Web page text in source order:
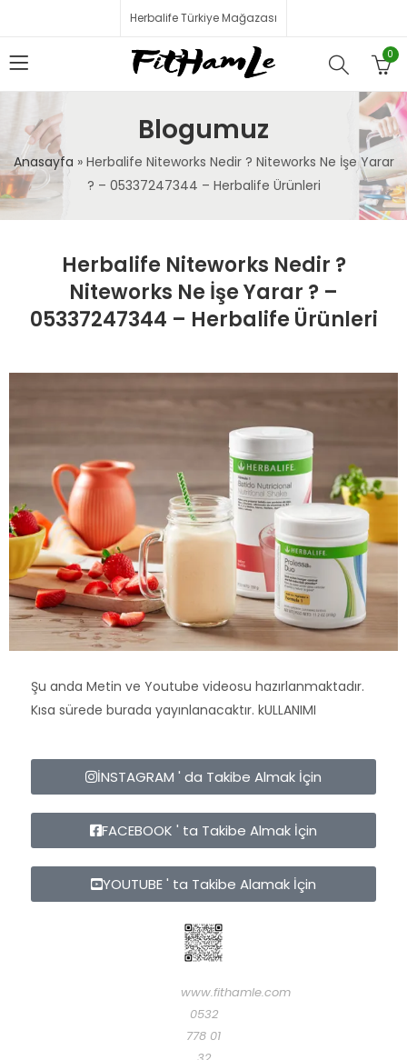
Herbalife Türkiye Mağazası
0
Blogumuz
Anasayfa » Herbalife Niteworks Nedir ? Niteworks Ne İşe Yarar
? – 05337247344 – Herbalife Ürünleri
Herbalife Niteworks Nedir ?
Niteworks Ne İşe Yarar ? –
05337247344 – Herbalife Ürünleri
Şu anda Metin ve Youtube videosu hazırlanmaktadır.
Kısa sürede burada yayınlanacaktır. kULLANIMI
İNSTAGRAM ' da Takibe Almak İçin
FACEBOOK ' ta Takibe Almak İçin
YOUTUBE ' ta Takibe Alamak İçin
www.fithamle.com
0532
778 01